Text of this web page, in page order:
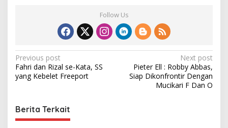
Follow Us
P
o
t
n
Previous post
Fahri dan Rizal se-Kata, SS
yang Kebelet Freeport
Next post
Pieter Ell : Robby Abbas,
Siap Dikonfrontir Dengan
Mucikari F Dan O
Berita Terkait